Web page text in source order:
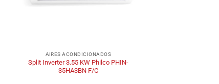
AIRES ACONDICIONADOS
Split Inverter 3.55 KW Philco PHIN-
35HA3BN F/C